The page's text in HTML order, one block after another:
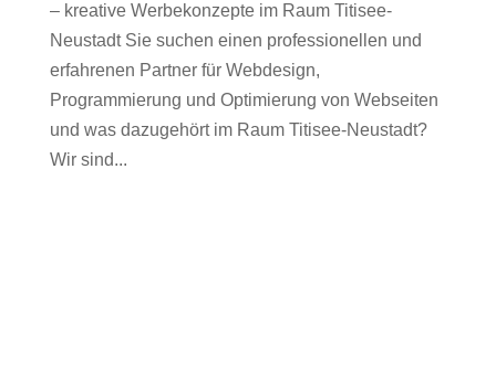
– kreative Werbekonzepte im Raum Titisee-
Neustadt Sie suchen einen professionellen und
erfahrenen Partner für Webdesign,
Programmierung und Optimierung von Webseiten
und was dazugehört im Raum Titisee-Neustadt?
Wir sind...